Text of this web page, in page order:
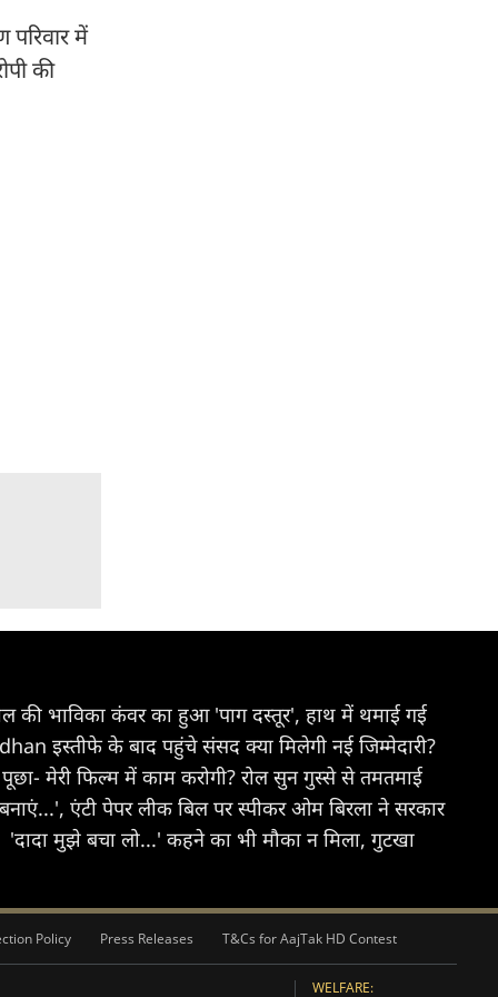
में
की
की भाविका कंवर का हुआ 'पाग दस्तूर', हाथ में थमाई गई
इस्तीफे के बाद पहुंचे संसद क्या मिलेगी नई जिम्मेदारी?
मेरी फिल्म में काम करोगी? रोल सुन गुस्से से तमतमाई
एंटी पेपर लीक बिल पर स्पीकर ओम बिरला ने सरकार
'दादा मुझे बचा लो...' कहने का भी मौका न मिला, गुटखा
Policy Press Releases T&Cs for AajTak HD Contest
WELFARE: